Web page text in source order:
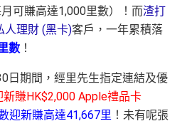
可賺高達1,000里數）！而渣打
人理財 (黑卡)客戶，一年累積落
數 ！
日期間，經里先生指定連結及優
新賺HK$2,000 Apple禮品卡
迎新賺高達41,667里 ！未有呢張